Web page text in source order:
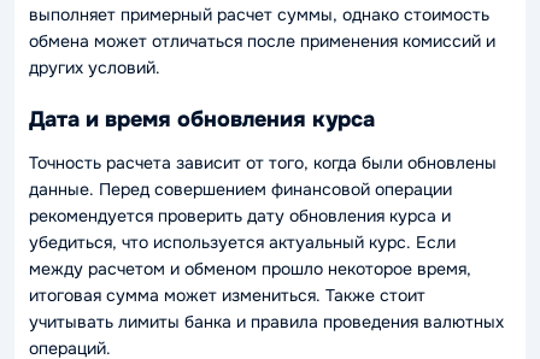
выполняет примерный расчет суммы, однако стоимость
обмена может отличаться после применения комиссий и
других условий.
Дата и время обновления курса
Точность расчета зависит от того, когда были обновлены
данные. Перед совершением финансовой операции
рекомендуется проверить дату обновления курса и
убедиться, что используется актуальный курс. Если
между расчетом и обменом прошло некоторое время,
итоговая сумма может измениться. Также стоит
учитывать лимиты банка и правила проведения валютных
операций.